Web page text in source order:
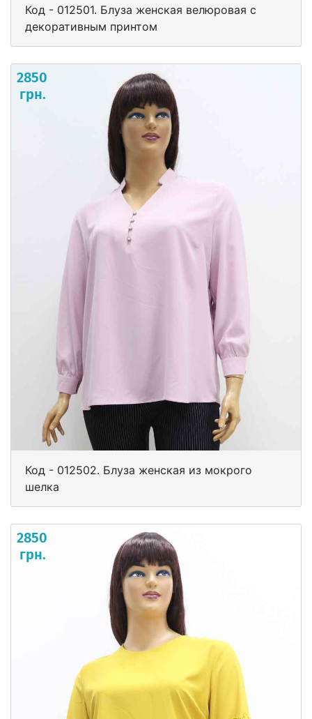
Код - 012501. Блуза женская велюровая с
декоративным принтом
2850
грн.
Код - 012502. Блуза женская из мокрого
шелка
2850
грн.